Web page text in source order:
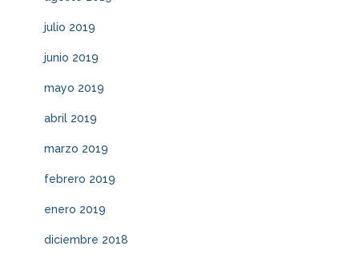
julio 2019
junio 2019
mayo 2019
abril 2019
marzo 2019
febrero 2019
enero 2019
diciembre 2018